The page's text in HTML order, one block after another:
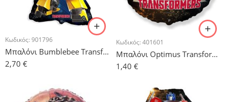
Κωδικός: 901796
Μπαλόνι Bumblebee Transformers – 61 cm
2,70 €
Κωδικός: 401601
Μπαλόνι Optimus Transformers – 45 cm
1,40 €